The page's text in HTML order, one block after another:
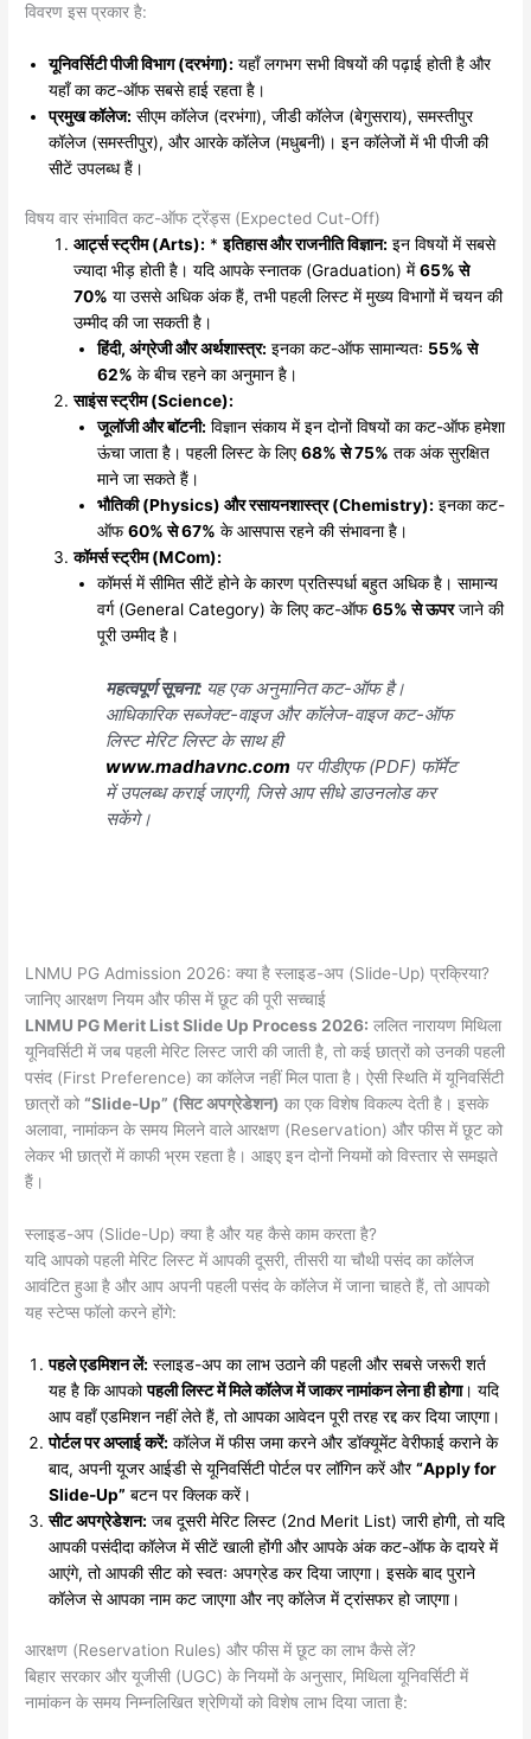
विवरण इस प्रकार है:
यूनिवर्सिटी पीजी विभाग (दरभंगा): यहाँ लगभग सभी विषयों की पढ़ाई होती है और
यहाँ का कट-ऑफ सबसे हाई रहता है।
प्रमुख कॉलेज: सीएम कॉलेज (दरभंगा), जीडी कॉलेज (बेगुसराय), समस्तीपुर
कॉलेज (समस्तीपुर), और आरके कॉलेज (मधुबनी)। इन कॉलेजों में भी पीजी की
सीटें उपलब्ध हैं।
​विषय वार संभावित कट-ऑफ ट्रेंड्स (Expected Cut-Off)
आर्ट्स स्ट्रीम (Arts): *इतिहास और राजनीति विज्ञान: इन विषयों में सबसे
ज्यादा भीड़ होती है। यदि आपके स्नातक (Graduation) में65% से
70% या उससे अधिक अंक हैं, तभी पहली लिस्ट में मुख्य विभागों में चयन की
उम्मीद की जा सकती है।
हिंदी, अंग्रेजी और अर्थशास्त्र: इनका कट-ऑफ सामान्यतः 55% से
62% के बीच रहने का अनुमान है।
साइंस स्ट्रीम (Science):
जूलॉजी और बॉटनी: विज्ञान संकाय में इन दोनों विषयों का कट-ऑफ हमेशा
ऊंचा जाता है। पहली लिस्ट के लिए68% से 75% तक अंक सुरक्षित
माने जा सकते हैं।
भौतिकी (Physics) और रसायनशास्त्र (Chemistry): इनका कट-
ऑफ60% से 67% के आसपास रहने की संभावना है।
कॉमर्स स्ट्रीम (MCom):
​कॉमर्स में सीमित सीटें होने के कारण प्रतिस्पर्धा बहुत अधिक है। सामान्य
वर्ग (General Category) के लिए कट-ऑफ65% से ऊपरजाने की
पूरी उम्मीद है।
महत्वपूर्ण सूचना: यह एक अनुमानित कट-ऑफ है।
आधिकारिक सब्जेक्ट-वाइज और कॉलेज-वाइज कट-ऑफ
लिस्ट मेरिट लिस्ट के साथ ही
www.madhavnc.com पर पीडीएफ (PDF) फॉर्मेट
में उपलब्ध कराई जाएगी, जिसे आप सीधे डाउनलोड कर
सकेंगे।
LNMU PG Admission 2026: क्या है स्लाइड-अप (Slide-Up) प्रक्रिया?
जानिए आरक्षण नियम और फीस में छूट की पूरी सच्चाई
LNMU PG Merit List Slide Up Process 2026: ललित नारायण मिथिला
यूनिवर्सिटी में जब पहली मेरिट लिस्ट जारी की जाती है, तो कई छात्रों को उनकी पहली
पसंद (First Preference) का कॉलेज नहीं मिल पाता है। ऐसी स्थिति में यूनिवर्सिटी
छात्रों को“Slide-Up” (सिट अपग्रेडेशन) का एक विशेष विकल्प देती है। इसके
अलावा, नामांकन के समय मिलने वाले आरक्षण (Reservation) और फीस में छूट को
लेकर भी छात्रों में काफी भ्रम रहता है। आइए इन दोनों नियमों को विस्तार से समझते
हैं।
​स्लाइड-अप (Slide-Up) क्या है और यह कैसे काम करता है?
​यदि आपको पहली मेरिट लिस्ट में आपकी दूसरी, तीसरी या चौथी पसंद का कॉलेज
आवंटित हुआ है और आप अपनी पहली पसंद के कॉलेज में जाना चाहते हैं, तो आपको
यह स्टेप्स फॉलो करने होंगे:
पहले एडमिशन लें: स्लाइड-अप का लाभ उठाने की पहली और सबसे जरूरी शर्त
यह है कि आपकोपहली लिस्ट में मिले कॉलेज में जाकर नामांकन लेना ही होगा। यदि
आप वहाँ एडमिशन नहीं लेते हैं, तो आपका आवेदन पूरी तरह रद्द कर दिया जाएगा।
पोर्टल पर अप्लाई करें: कॉलेज में फीस जमा करने और डॉक्यूमेंट वेरीफाई कराने के
बाद, अपनी यूजर आईडी से यूनिवर्सिटी पोर्टल पर लॉगिन करें और“Apply for
Slide-Up” बटन पर क्लिक करें।
सीट अपग्रेडेशन: जब दूसरी मेरिट लिस्ट (2nd Merit List) जारी होगी, तो यदि
आपकी पसंदीदा कॉलेज में सीटें खाली होंगी और आपके अंक कट-ऑफ के दायरे में
आएंगे, तो आपकी सीट को स्वतः अपग्रेड कर दिया जाएगा। इसके बाद पुराने
कॉलेज से आपका नाम कट जाएगा और नए कॉलेज में ट्रांसफर हो जाएगा।
​आरक्षण (Reservation Rules) और फीस में छूट का लाभ कैसे लें?
​बिहार सरकार और यूजीसी (UGC) के नियमों के अनुसार, मिथिला यूनिवर्सिटी में
नामांकन के समय निम्नलिखित श्रेणियों को विशेष लाभ दिया जाता है: